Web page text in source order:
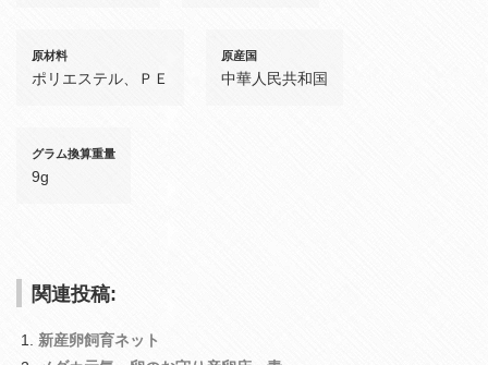
原材料
ポリエステル、ＰＥ
原産国
中華人民共和国
グラム換算重量
9g
関連投稿:
新産卵飼育ネット